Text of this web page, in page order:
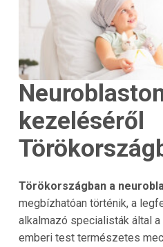
kezeléséről
Törökországban a
megbízhatóan történik, a
alkalmazó specialisták által
emberi test természetes